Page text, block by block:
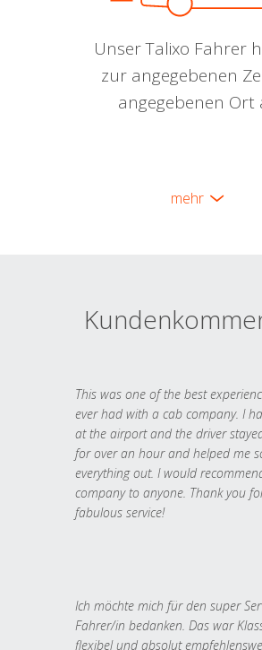
Unser Talixo Fahrer
zur angegebenen
angegebenen Ort
mehr
This was one of the best
ever had with a cab company. I
at the airport and the driver
for over an hour and helped me
everything out. I would
company to anyone. Thank you
fabulous service!
Ich möchte mich für den super
Fahrer/in bedanken. Das war
flexibel und absolut